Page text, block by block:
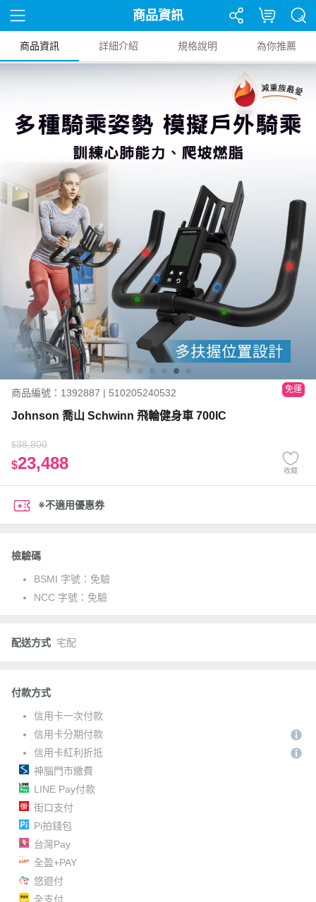
商品資訊
商品資訊 詳細介紹 規格說明 為你推薦
商品編號：1392887 | 510205240532 免運
Johnson 喬山 Schwinn 飛輪健身車 700IC
$38,800
$23,488 收藏
※不適用優惠券
檢驗碼
BSMI 字號： 免驗
NCC 字號： 免驗
配送方式 宅配
付款方式
信用卡一次付款
信用卡分期付款
信用卡紅利折抵
神腦門市繳費
LINE Pay付款
街口支付
Pi拍錢包
台灣Pay
全盈+PAY
悠遊付
全支付